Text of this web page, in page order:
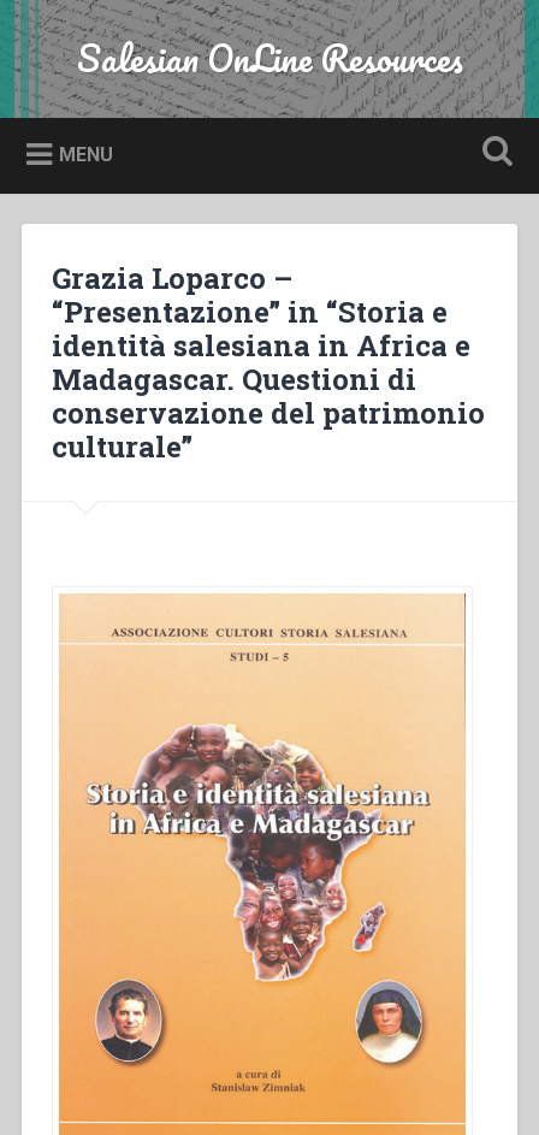
Skip
to
content
Search Salesian OnLine Resources
MENU
Grazia Loparco –
“Presentazione” in “Storia e
identità salesiana in Africa e
Madagascar. Questioni di
conservazione del patrimonio
culturale”